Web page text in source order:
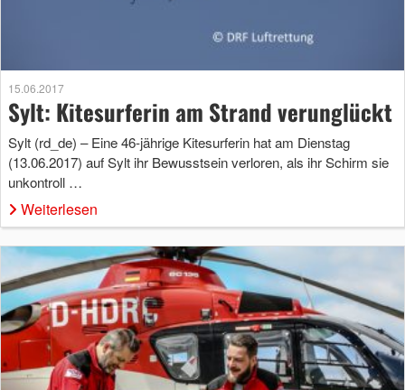
15.06.2017
Sylt: Kitesurferin am Strand verunglückt
Sylt (rd_de) – Eine 46-jährige Kitesurferin hat am Dienstag
(13.06.2017) auf Sylt ihr Bewusstsein verloren, als ihr Schirm sie
unkontroll …
Weiterlesen